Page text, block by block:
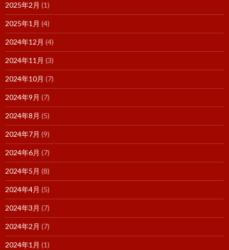
2025年2月 (1)
2025年1月 (4)
2024年12月 (4)
2024年11月 (3)
2024年10月 (7)
2024年9月 (7)
2024年8月 (5)
2024年7月 (9)
2024年6月 (7)
2024年5月 (8)
2024年4月 (5)
2024年3月 (7)
2024年2月 (7)
2024年1月 (1)